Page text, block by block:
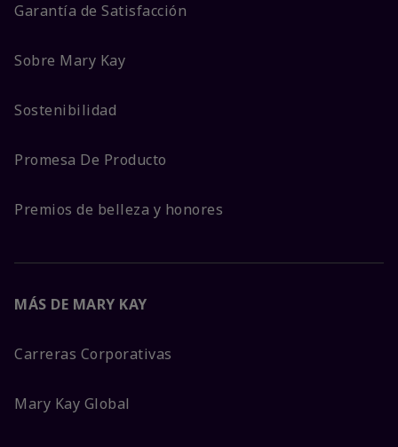
Garantía de Satisfacción
Sobre Mary Kay
Sostenibilidad
Promesa De Producto
Premios de belleza y honores
MÁS DE MARY KAY
Carreras Corporativas
Mary Kay Global